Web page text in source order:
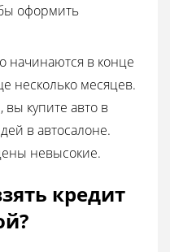
оформить
начинаются в конце
несколько месяцев.
купите авто в
в автосалоне.
невысокие.
кредит